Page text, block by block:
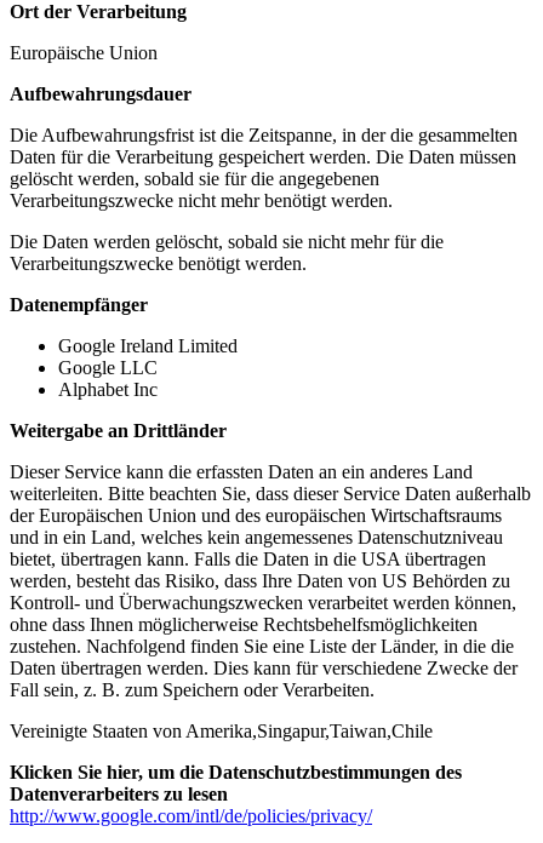
Ort der Verarbeitung
Europäische Union
Aufbewahrungsdauer
Die Aufbewahrungsfrist ist die Zeitspanne, in der die gesammelten
Daten für die Verarbeitung gespeichert werden. Die Daten müssen
gelöscht werden, sobald sie für die angegebenen
Verarbeitungszwecke nicht mehr benötigt werden.
Die Daten werden gelöscht, sobald sie nicht mehr für die
Verarbeitungszwecke benötigt werden.
Datenempfänger
Google Ireland Limited
Google LLC
Alphabet Inc
Weitergabe an Drittländer
Dieser Service kann die erfassten Daten an ein anderes Land
weiterleiten. Bitte beachten Sie, dass dieser Service Daten außerhalb
der Europäischen Union und des europäischen Wirtschaftsraums
und in ein Land, welches kein angemessenes Datenschutzniveau
bietet, übertragen kann. Falls die Daten in die USA übertragen
werden, besteht das Risiko, dass Ihre Daten von US Behörden zu
Kontroll- und Überwachungszwecken verarbeitet werden können,
ohne dass Ihnen möglicherweise Rechtsbehelfsmöglichkeiten
zustehen. Nachfolgend finden Sie eine Liste der Länder, in die die
Daten übertragen werden. Dies kann für verschiedene Zwecke der
Fall sein, z. B. zum Speichern oder Verarbeiten.
Vereinigte Staaten von Amerika,Singapur,Taiwan,Chile
Klicken Sie hier, um die Datenschutzbestimmungen des
Datenverarbeiters zu lesen
http://www.google.com/intl/de/policies/privacy/